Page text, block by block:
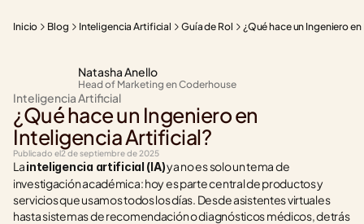
Inicio Blog Inteligencia Artificial Guía de Rol ¿Qué hace un Ingeniero
Natasha Anello
Head of Marketing en Coderhouse
Inteligencia Artificial
¿Qué hace un Ingeniero en
Inteligencia Artificial?
Publicado el2 de septiembre de 2025
La inteligencia artificial (IA) ya no es solo un tema de
investigación académica: hoy es parte central de productos y
servicios que usamos todos los días. Desde asistentes virtuales
hasta sistemas de recomendación o diagnósticos médicos, detrás